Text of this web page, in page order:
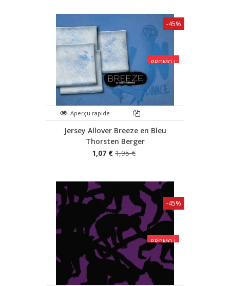
PROMO !
Aperçu rapide
Jersey Allover Breeze en Bleu
Thorsten Berger
1,07 € 1,95 €
-45%
PROMO !
-45%